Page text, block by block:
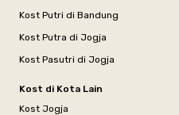
Kost Putri di Bandung
Kost Putra di Jogja
Kost Pasutri di Jogja
Kost di Kota Lain
Kost Jogja